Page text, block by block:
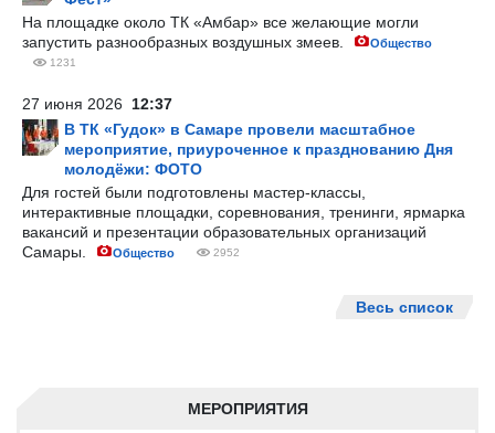
МЕРОПРИЯТИЯ
На площадке около ТК «Амбар» все желающие могли
запустить разнообразных воздушных змеев.
Общество
1231
27 июня 2026 12:37
В ТК «Гудок» в Самаре провели масштабное
мероприятие, приуроченное к празднованию Дня
молодёжи: ФОТО
Для гостей были подготовлены мастер-классы,
интерактивные площадки, соревнования, тренинги, ярмарка
вакансий и презентации образовательных организаций
Самары.
Общество 2952
Весь список